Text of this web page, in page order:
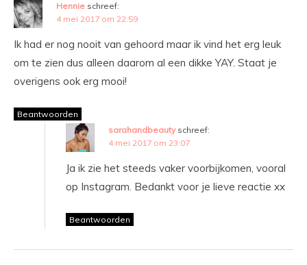
Hennie schreef:
4 mei 2017 om 22:59
Ik had er nog nooit van gehoord maar ik vind het erg leuk
om te zien dus alleen daarom al een dikke YAY. Staat je
overigens ook erg mooi!
Beantwoorden
sarahandbeauty schreef:
4 mei 2017 om 23:07
Ja ik zie het steeds vaker voorbijkomen, vooral
op Instagram. Bedankt voor je lieve reactie xx
Beantwoorden